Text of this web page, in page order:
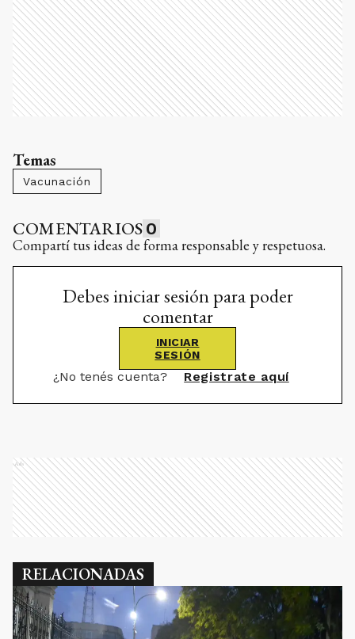
Temas
Vacunación
COMENTARIOS 0
Compartí tus ideas de forma responsable y respetuosa.
Debes iniciar sesión para poder
comentar
INICIAR
SESIÓN
¿No tenés cuenta? Registrate aquí
Ads
RELACIONADAS